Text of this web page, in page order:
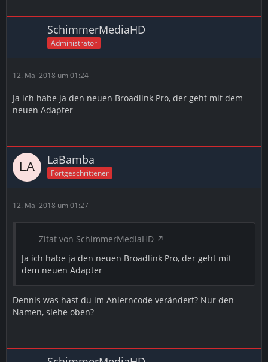
SchimmerMediaHD
Administrator
12. Mai 2018 um 01:24
Ja ich habe ja den neuen Broadlink Pro, der geht mit dem
neuen Adapter
LaBamba
Fortgeschrittener
12. Mai 2018 um 01:27
Zitat von SchimmerMediaHD
Ja ich habe ja den neuen Broadlink Pro, der geht mit
dem neuen Adapter
Dennis was hast du im Anlerncode verändert? Nur den
Namen, siehe oben?